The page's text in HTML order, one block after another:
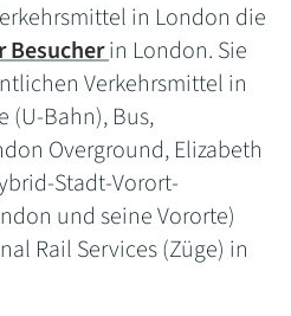
in London die
Besucherin London. Sie
Verkehrsmittel in
(U-Bahn), Bus,
Overground, Elizabeth
Stadt-Vorort-
und seine Vororte)
Rail Services (Züge) in